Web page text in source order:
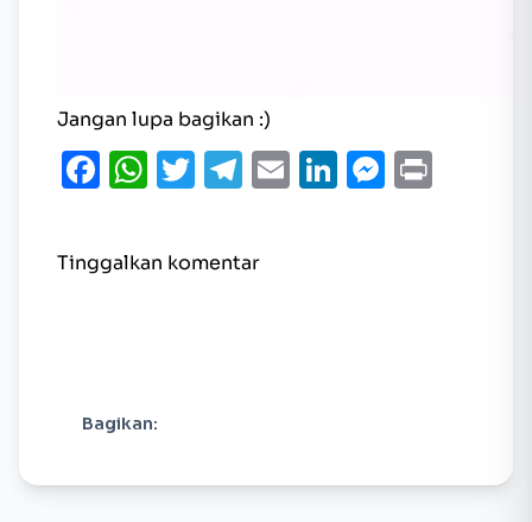
Jangan lupa bagikan :)
Facebook
WhatsApp
Twitter
Telegram
EmailLinkedIn
Tinggalkan komentar
Bagikan: